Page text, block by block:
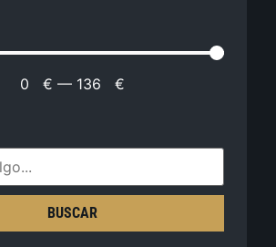
0 € — 136 €
BUSCAR